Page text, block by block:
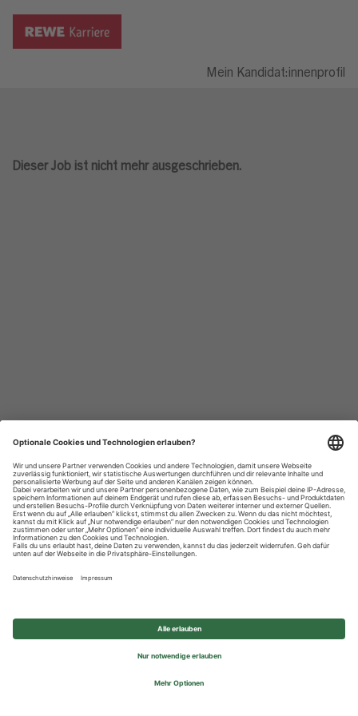
Mein Kandidat:innenprofil
Dieser Job ist nicht mehr ausgeschrieben.
Datenschutzhinweise
Impressum
Privatsphäre-Einstellungen
© 2026 REWE Group - All rights reserved